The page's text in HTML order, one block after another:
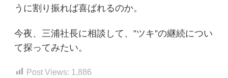
うに割り振れば喜ばれるのか。
今夜、三浦社長に相談して、”ツキ”の継続につい
て探ってみたい。
Post Views: 1,886